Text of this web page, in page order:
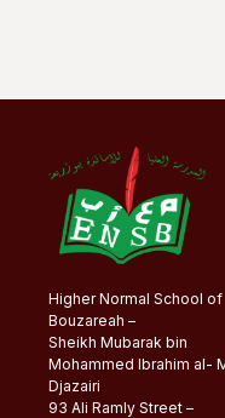
Higher Normal School of
Bouzareah –
Sheikh Mubarak bin
Mohammed Ibrahim al-
Djazairi
93 Ali Ramly Street –